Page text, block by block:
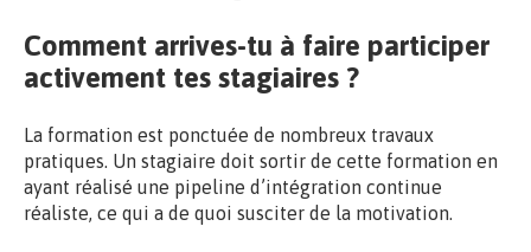
Comment arrives-tu à faire participer
activement tes stagiaires ?
La formation est ponctuée de nombreux travaux
pratiques. Un stagiaire doit sortir de cette formation en
ayant réalisé une pipeline d’intégration continue
réaliste, ce qui a de quoi susciter de la motivation.